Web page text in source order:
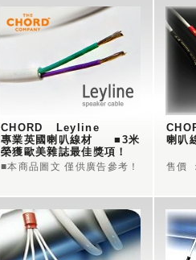
CHORD   Leyline
專業英國喇叭線材     ■3米
榮獲歐美雜誌最佳獎項！
■本商品圖文 僅供廣告參考！
喇叭
售價